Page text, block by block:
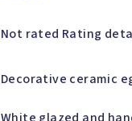
The
product
is
Not rated Rating
Decorative ceramic